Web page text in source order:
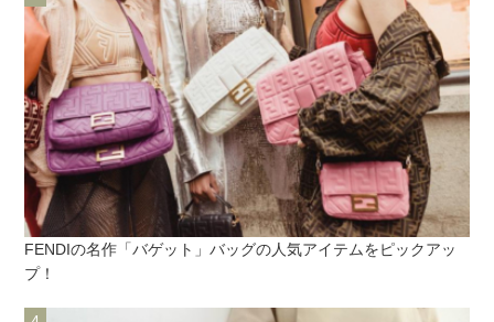
FENDIの名作「バゲット」バッグの人気アイテムをピックアッ
プ！